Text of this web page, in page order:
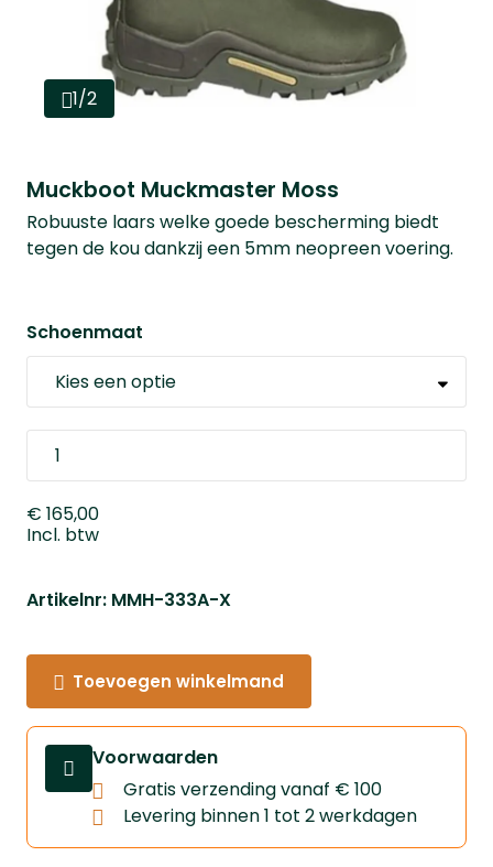
1/2
Muckboot Muckmaster Moss
Robuuste laars welke goede bescherming biedt
tegen de kou dankzij een 5mm neopreen voering.
Schoenmaat
€ 165,00
Incl. btw
Artikelnr: MMH-333A-X
Toevoegen winkelmand
Voorwaarden
Gratis verzending vanaf € 100
Levering binnen 1 tot 2 werkdagen